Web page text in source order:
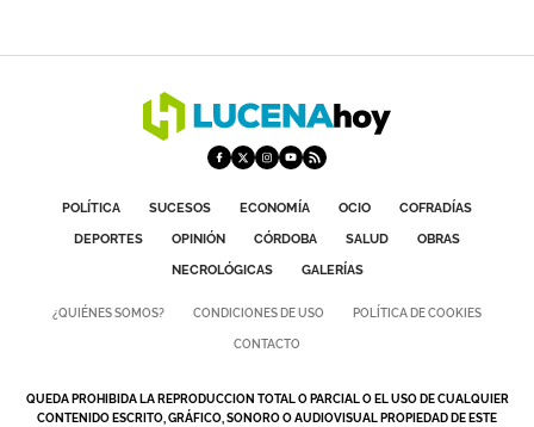
POLÍTICA SUCESOS ECONOMÍA OCIO
COFRADÍAS
DEPORTES
OPINIÓN CÓRDOBA SALUD
OBRAS
NECROLÓGICAS
GALERÍAS
¿QUIÉNES SOMOS? CONDICIONES DE USO POLÍTICA DE COOKIES
CONTACTO
QUEDA PROHIBIDA LA REPRODUCCION TOTAL O PARCIAL O EL USO DE CUALQUIER
CONTENIDO ESCRITO, GRÁFICO, SONORO O AUDIOVISUAL PROPIEDAD DE ESTE